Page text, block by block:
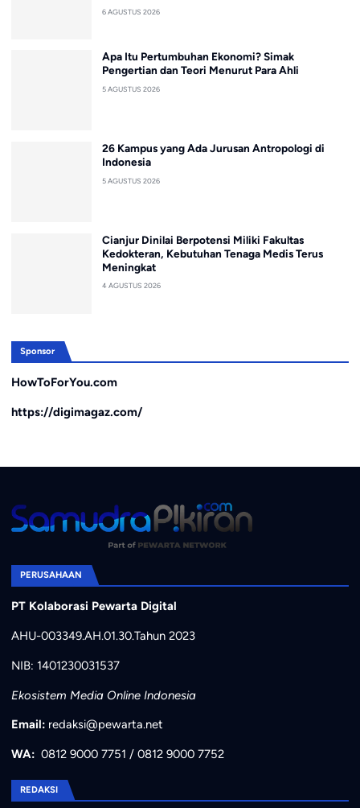
6 AGUSTUS 2026
Apa Itu Pertumbuhan Ekonomi? Simak
Pengertian dan Teori Menurut Para Ahli
5 AGUSTUS 2026
26 Kampus yang Ada Jurusan Antropologi di
Indonesia
5 AGUSTUS 2026
Cianjur Dinilai Berpotensi Miliki Fakultas
Kedokteran, Kebutuhan Tenaga Medis Terus
Meningkat
4 AGUSTUS 2026
Sponsor
HowToForYou.com
https://digimagaz.com/
PERUSAHAAN
PT Kolaborasi Pewarta Digital
AHU-003349.AH.01.30.Tahun 2023
NIB: 1401230031537
Ekosistem Media Online Indonesia
Email: redaksi@pewarta.net
WA: 0812 9000 7751 / 0812 9000 7752
REDAKSI